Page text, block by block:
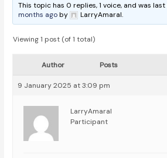
This topic has 0 replies, 1 voice, and was
months agoby LarryAmaral.
Viewing 1 post (of 1 total)
Author Posts
9 January 2025 at 3:09 pm
LarryAmaral
Participant